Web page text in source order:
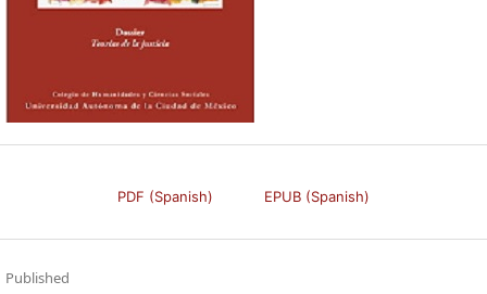
PDF (Spanish) EPUB (Spanish)
Published